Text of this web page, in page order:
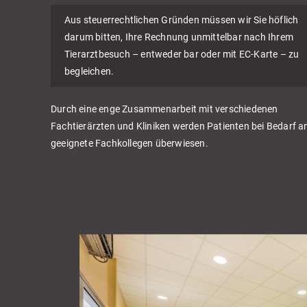
Aus steuerrechtlichen Gründen müssen wir Sie höflich
darum bitten, Ihre Rechnung unmittelbar nach Ihrem
Tierarztbesuch – entweder bar oder mit EC-Karte – zu
begleichen.
Durch eine enge Zusammenarbeit mit verschiedenen
Fachtierärzten und Kliniken werden Patienten bei Bedarf
geeignete Fachkollegen überwiesen.